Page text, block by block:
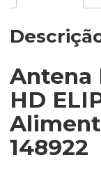
Antena
HD
148922